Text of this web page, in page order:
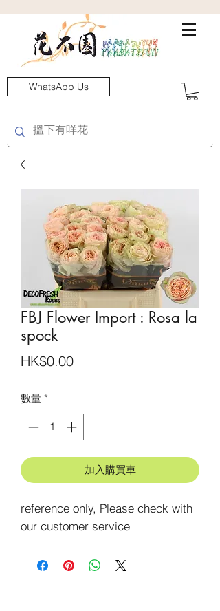
WhatsApp Us
FBJ Flower Import : Rosa la
spock
HK$0.00價
數量 *
加入購買車
reference only, Please check with
our customer service